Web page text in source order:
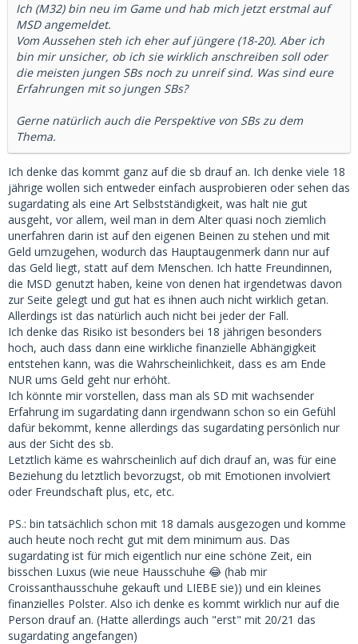
Ich (M32) bin neu im Game und hab mich jetzt erstmal auf
MSD angemeldet.
Vom Aussehen steh ich eher auf jüngere (18-20). Aber ich
bin mir unsicher, ob ich sie wirklich anschreiben soll oder
die meisten jungen SBs noch zu unreif sind. Was sind eure
Erfahrungen mit so jungen SBs?
Gerne natürlich auch die Perspektive von SBs zu dem
Thema.
Ich denke das kommt ganz auf die sb drauf an. Ich denke viele 18
jährige wollen sich entweder einfach ausprobieren oder sehen das
sugardating als eine Art Selbstständigkeit, was halt nie gut
ausgeht, vor allem, weil man in dem Alter quasi noch ziemlich
unerfahren darin ist auf den eigenen Beinen zu stehen und mit
Geld umzugehen, wodurch das Hauptaugenmerk dann nur auf
das Geld liegt, statt auf dem Menschen. Ich hatte Freundinnen,
die MSD genutzt haben, keine von denen hat irgendetwas davon
zur Seite gelegt und gut hat es ihnen auch nicht wirklich getan.
Allerdings ist das natürlich auch nicht bei jeder der Fall.
Ich denke das Risiko ist besonders bei 18 jährigen besonders
hoch, auch dass dann eine wirkliche finanzielle Abhängigkeit
entstehen kann, was die Wahrscheinlichkeit, dass es am Ende
NUR ums Geld geht nur erhöht.
Ich könnte mir vorstellen, dass man als SD mit wachsender
Erfahrung im sugardating dann irgendwann schon so ein Gefühl
dafür bekommt, kenne allerdings das sugardating persönlich nur
aus der Sicht des sb.
Letztlich käme es wahrscheinlich auf dich drauf an, was für eine
Beziehung du letztlich bevorzugst, ob mit Emotionen involviert
oder Freundschaft plus, etc, etc.
PS.: bin tatsächlich schon mit 18 damals ausgezogen und komme
auch heute noch recht gut mit dem minimum aus. Das
sugardating ist für mich eigentlich nur eine schöne Zeit, ein
bisschen Luxus (wie neue Hausschuhe 😂 (hab mir
Croissanthausschuhe gekauft und LIEBE sie)) und ein kleines
finanzielles Polster. Also ich denke es kommt wirklich nur auf die
Person drauf an. (Hatte allerdings auch "erst" mit 20/21 das
sugardating angefangen)